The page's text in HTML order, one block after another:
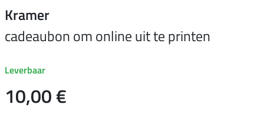
Kramer
cadeaubon om online uit te printen
Leverbaar
10,00 €